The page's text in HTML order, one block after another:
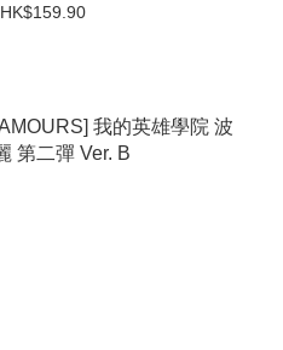
HK$159.90